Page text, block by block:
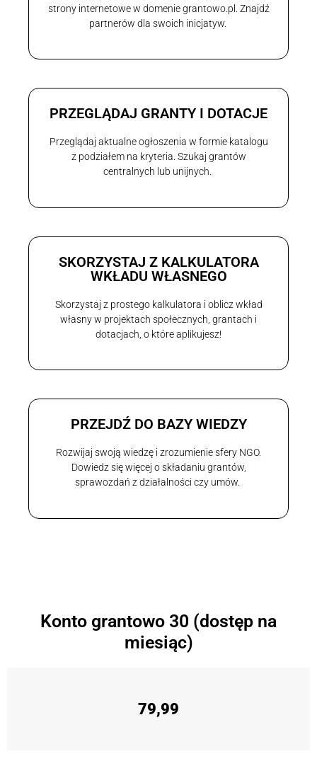
strony internetowe w domenie grantowo.pl. Znajdź
partnerów dla swoich inicjatyw.
PRZEGLĄDAJ GRANTY I DOTACJE
Przeglądaj aktualne ogłoszenia w formie katalogu
z podziałem na kryteria. Szukaj grantów
centralnych lub unijnych.
SKORZYSTAJ Z KALKULATORA
WKŁADU WŁASNEGO
Skorzystaj z prostego kalkulatora i oblicz wkład
własny w projektach społecznych, grantach i
dotacjach, o które aplikujesz!
PRZEJDŹ DO BAZY WIEDZY
Rozwijaj swoją wiedzę i zrozumienie sfery NGO.
Dowiedz się więcej o składaniu grantów,
sprawozdań z działalności czy umów.
Konto grantowo 30 (dostęp na
miesiąc)
79,99